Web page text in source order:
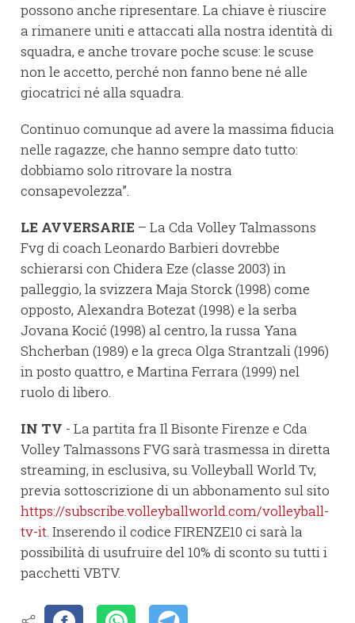
possono anche ripresentare. La chiave è riuscire
a rimanere uniti e attaccati alla nostra identità di
squadra, e anche trovare poche scuse: le scuse
non le accetto, perché non fanno bene né alle
giocatrici né alla squadra.
Continuo comunque ad avere la massima fiducia
nelle ragazze, che hanno sempre dato tutto:
dobbiamo solo ritrovare la nostra
consapevolezza”.
LE AVVERSARIE – La Cda Volley Talmassons
Fvg di coach Leonardo Barbieri dovrebbe
schierarsi con Chidera Eze (classe 2003) in
palleggio, la svizzera Maja Storck (1998) come
opposto, Alexandra Botezat (1998) e la serba
Jovana Kocić (1998) al centro, la russa Yana
Shcherban (1989) e la greca Olga Strantzali (1996)
in posto quattro, e Martina Ferrara (1999) nel
ruolo di libero.
IN TV - La partita fra Il Bisonte Firenze e Cda
Volley Talmassons FVG sarà trasmessa in diretta
streaming, in esclusiva, su Volleyball World Tv,
previa sottoscrizione di un abbonamento sul sito
https://subscribe.volleyballworld.com/volleyball-
tv-it. Inserendo il codice FIRENZE10 ci sarà la
possibilità di usufruire del 10% di sconto su tutti i
pacchetti VBTV.